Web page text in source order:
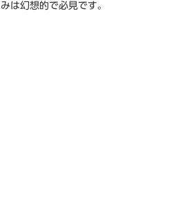
は幻想的で必見です。